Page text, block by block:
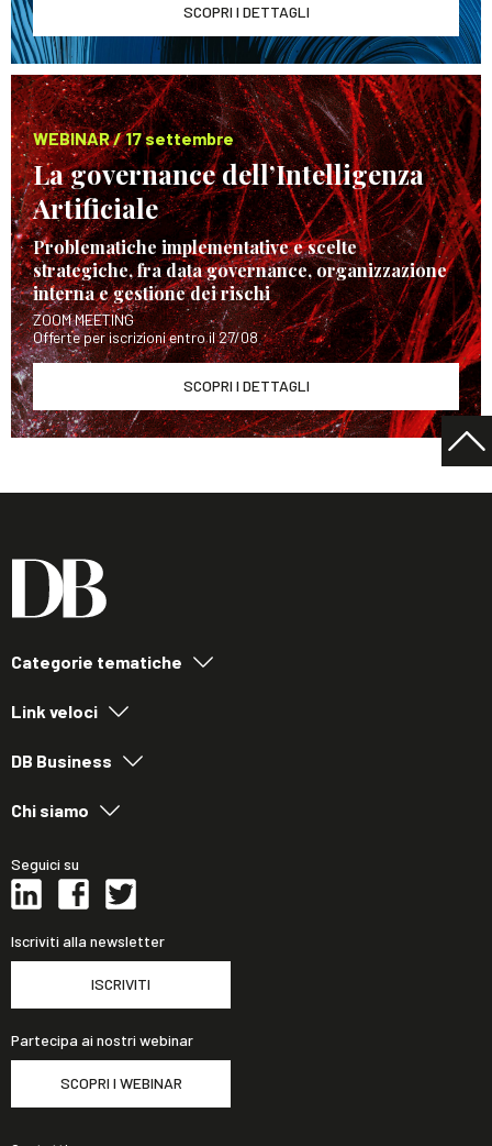
SCOPRI I DETTAGLI
WEBINAR / 17 settembre
La governance dell’Intelligenza
Artificiale
Problematiche implementative e scelte
strategiche, fra data governance, organizzazione
interna e gestione dei rischi
ZOOM MEETING
Offerte per iscrizioni entro il 27/08
SCOPRI I DETTAGLI
Categorie tematiche
Link veloci
DB Business
Chi siamo
Seguici su
Iscriviti alla newsletter
ISCRIVITI
Partecipa ai nostri webinar
SCOPRI I WEBINAR